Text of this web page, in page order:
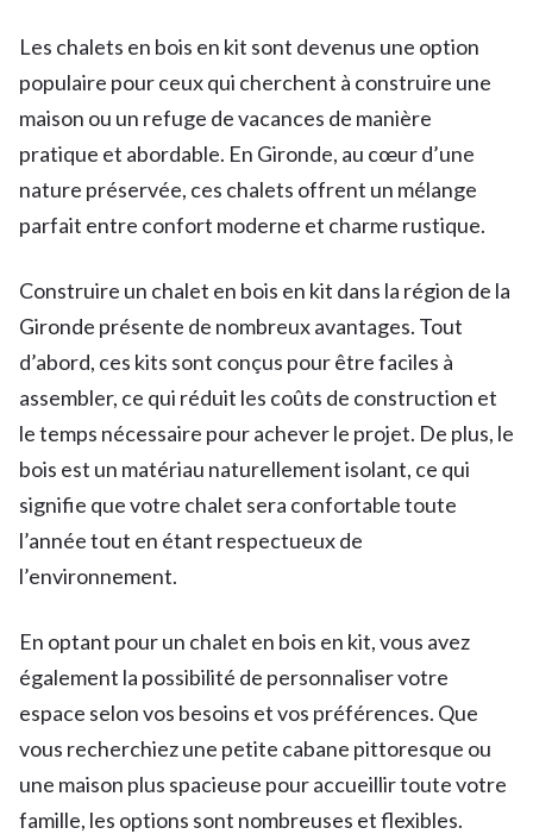
Les chalets en bois en kit sont devenus une option
populaire pour ceux qui cherchent à construire une
maison ou un refuge de vacances de manière
pratique et abordable. En Gironde, au cœur d’une
nature préservée, ces chalets offrent un mélange
parfait entre confort moderne et charme rustique.
Construire un chalet en bois en kit dans la région de la
Gironde présente de nombreux avantages. Tout
d’abord, ces kits sont conçus pour être faciles à
assembler, ce qui réduit les coûts de construction et
le temps nécessaire pour achever le projet. De plus, le
bois est un matériau naturellement isolant, ce qui
signifie que votre chalet sera confortable toute
l’année tout en étant respectueux de
l’environnement.
En optant pour un chalet en bois en kit, vous avez
également la possibilité de personnaliser votre
espace selon vos besoins et vos préférences. Que
vous recherchiez une petite cabane pittoresque ou
une maison plus spacieuse pour accueillir toute votre
famille, les options sont nombreuses et flexibles.